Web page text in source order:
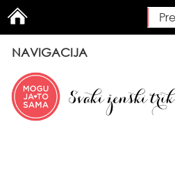
NAVIGACIJA